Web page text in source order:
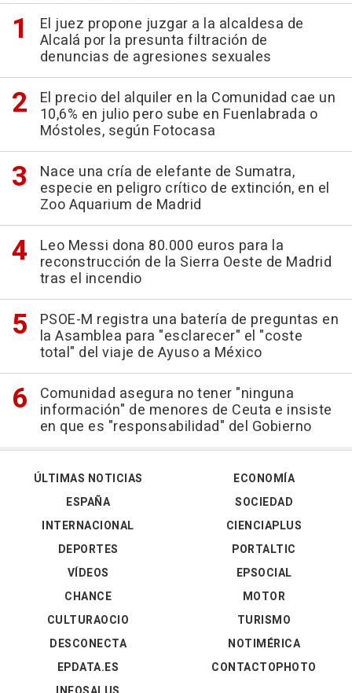
El juez propone juzgar a la alcaldesa de
Alcalá por la presunta filtración de
denuncias de agresiones sexuales
El precio del alquiler en la Comunidad cae un
10,6% en julio pero sube en Fuenlabrada o
Móstoles, según Fotocasa
Nace una cría de elefante de Sumatra,
especie en peligro crítico de extinción, en el
Zoo Aquarium de Madrid
Leo Messi dona 80.000 euros para la
reconstrucción de la Sierra Oeste de Madrid
tras el incendio
PSOE-M registra una batería de preguntas en
la Asamblea para "esclarecer" el "coste
total" del viaje de Ayuso a México
Comunidad asegura no tener "ninguna
información" de menores de Ceuta e insiste
en que es "responsabilidad" del Gobierno
ÚLTIMAS NOTICIAS
ESPAÑA
INTERNACIONAL
DEPORTES
VÍDEOS
ECONOMÍA
SOCIEDAD
CIENCIAPLUS
PORTALTIC
EPSOCIAL
CHANCE
CULTURAOCIO
DESCONECTA
EPDATA.ES
MOTOR
TURISMO
NOTIMÉRICA
CONTACTOPHOTO